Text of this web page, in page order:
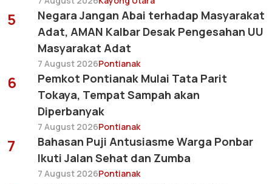
5
Negara Jangan Abai terhadap Masyarakat
Adat, AMAN Kalbar Desak Pengesahan UU
Masyarakat Adat
7 August 2026Pontianak
6
Pemkot Pontianak Mulai Tata Parit
Tokaya, Tempat Sampah akan
Diperbanyak
7 August 2026Pontianak
7
Bahasan Puji Antusiasme Warga Ponbar
Ikuti Jalan Sehat dan Zumba
7 August 2026Pontianak